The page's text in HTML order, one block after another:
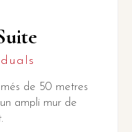
de 50 metres
ampli mur de